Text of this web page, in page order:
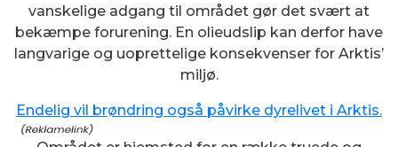
vanskelige adgang til området gør det svært at
bekæmpe forurening. En olieudslip kan derfor have
langvarige og uoprettelige konsekvenser for Arktis’
miljø.
Endelig vil brøndring også påvirke dyrelivet i Arktis.